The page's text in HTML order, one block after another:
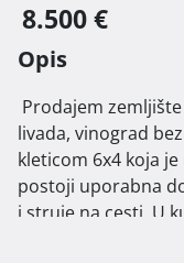
8.500 €
Opis
livada, vinograd
kleticom 6x4 koja
postoji uporabna
i struje na cesti. U
vino. Uz kuću su